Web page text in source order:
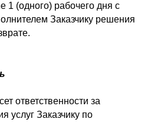
1 (одного) рабочего дня с
Заказчику решения
ответственности за
услуг Заказчику по